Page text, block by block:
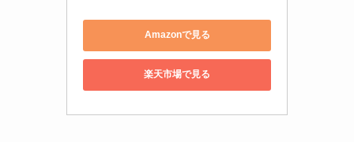
Amazonで見る
楽天市場で見る